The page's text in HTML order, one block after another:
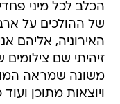
הכלב לכל מיני
של ההולכים על
האירוניה, אליהם
זיהיתי שם
משונה שמראה המון
ויוצאות מתוכן